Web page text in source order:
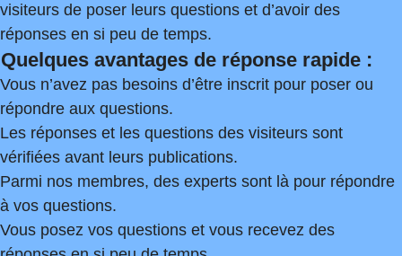
visiteurs de poser leurs questions et d’avoir des
réponses en si peu de temps.
Quelques avantages de réponse rapide :
Vous n’avez pas besoins d’être inscrit pour poser ou
répondre aux questions.
Les réponses et les questions des visiteurs sont
vérifiées avant leurs publications.
Parmi nos membres, des experts sont là pour répondre
à vos questions.
Vous posez vos questions et vous recevez des